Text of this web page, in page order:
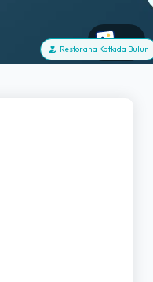
+0
Restorana Katkıda Bulun